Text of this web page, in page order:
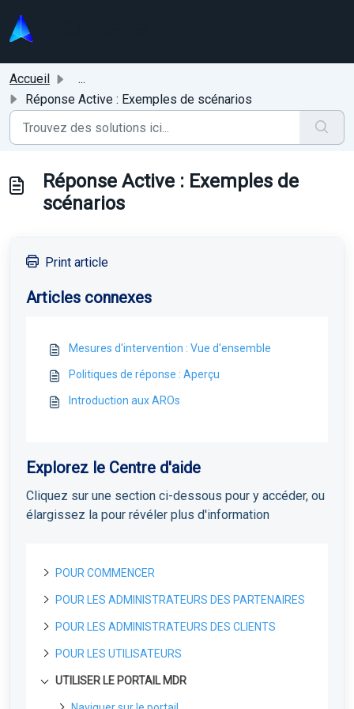
Accueil
...
Réponse Active : Exemples de scénarios
Réponse Active : Exemples de
scénarios
Print article
Articles connexes
Mesures d'intervention : Vue d'ensemble
Politiques de réponse : Aperçu
Introduction aux AROs
Explorez le Centre d'aide
Cliquez sur une section ci-dessous pour y accéder, ou
élargissez la pour révéler plus d'information
POUR COMMENCER
A propos de Field Effect MDR
Comment fonctionne le Field Effect MDR
POUR LES ADMINISTRATEURS DES PARTENAIRES
Portail de Gestion des Licences
Portail de gestion des licences : Vue d'ensemble
Pour les partenaires
Pour les partenaires : Guide de déploiement de
Covalence
Gestion de vos clients
Le sélecteur d'organisation pour les partenaires
POUR LES ADMINISTRATEURS DES CLIENTS
Commencer
Premières étapes
Déploiement du service MDR
Création d'un compte sur le portail
POUR LES UTILISATEURS
Commencer
Premiers étapes
UTILISER LE PORTAIL MDR